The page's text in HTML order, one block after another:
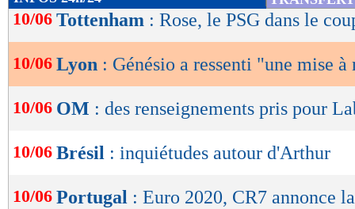
de
OK
10/06 Tottenham : Rose, le PSG dans le
10/06 Lyon : Génésio a ressenti "une mise
10/06 OM : des renseignements pris pour
10/06 Brésil : inquiétudes autour d'Arthur
10/06 Portugal : Euro 2020, CR7 annonce